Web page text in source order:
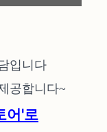
입니다
공합니다~
어'로